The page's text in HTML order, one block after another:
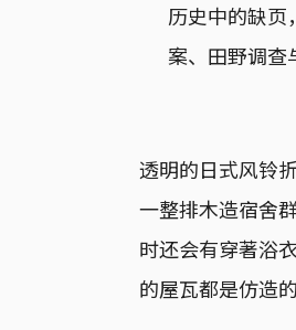
历史中的缺页
案、田野调查
透明的日式风铃
一整排木造宿舍
时还会有穿著浴
的屋瓦都是仿造